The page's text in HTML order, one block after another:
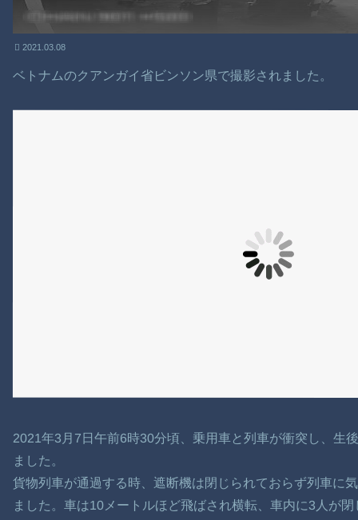
2021.03.08
ベトナムのクアンガイ省ビンソン県で撮影されました。
2021年3月7日午前6時30分頃、乗用車と列車が衝突し、生
ました。
貨物列車が通過する時、遮断機は閉じられておらず列車に
ました。車は10メートルほど飛ばされ横転、車内に3人が